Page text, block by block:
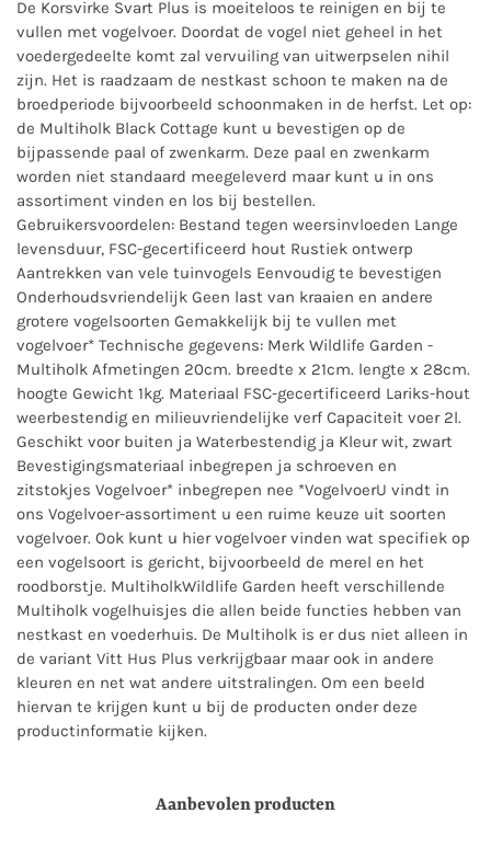
De Korsvirke Svart Plus is moeiteloos te reinigen en bij te
vullen met vogelvoer. Doordat de vogel niet geheel in het
voedergedeelte komt zal vervuiling van uitwerpselen nihil
zijn. Het is raadzaam de nestkast schoon te maken na de
broedperiode bijvoorbeeld schoonmaken in de herfst. Let op:
de Multiholk Black Cottage kunt u bevestigen op de
bijpassende paal of zwenkarm. Deze paal en zwenkarm
worden niet standaard meegeleverd maar kunt u in ons
assortiment vinden en los bij bestellen.
Gebruikersvoordelen: Bestand tegen weersinvloeden Lange
levensduur, FSC-gecertificeerd hout Rustiek ontwerp
Aantrekken van vele tuinvogels Eenvoudig te bevestigen
Onderhoudsvriendelijk Geen last van kraaien en andere
grotere vogelsoorten Gemakkelijk bij te vullen met
vogelvoer* Technische gegevens: Merk Wildlife Garden -
Multiholk Afmetingen 20cm. breedte x 21cm. lengte x 28cm.
hoogte Gewicht 1kg. Materiaal FSC-gecertificeerd Lariks-hout
weerbestendig en milieuvriendelijke verf Capaciteit voer 2l.
Geschikt voor buiten ja Waterbestendig ja Kleur wit, zwart
Bevestigingsmateriaal inbegrepen ja schroeven en
zitstokjes Vogelvoer* inbegrepen nee *VogelvoerU vindt in
ons Vogelvoer-assortiment u een ruime keuze uit soorten
vogelvoer. Ook kunt u hier vogelvoer vinden wat specifiek op
een vogelsoort is gericht, bijvoorbeeld de merel en het
roodborstje. MultiholkWildlife Garden heeft verschillende
Multiholk vogelhuisjes die allen beide functies hebben van
nestkast en voederhuis. De Multiholk is er dus niet alleen in
de variant Vitt Hus Plus verkrijgbaar maar ook in andere
kleuren en net wat andere uitstralingen. Om een beeld
hiervan te krijgen kunt u bij de producten onder deze
productinformatie kijken.
Aanbevolen producten